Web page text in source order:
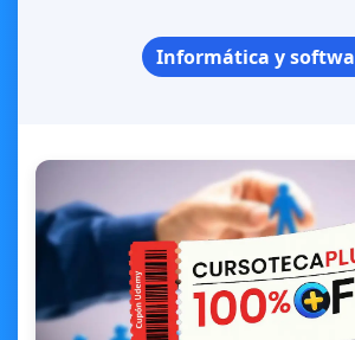
Informática y